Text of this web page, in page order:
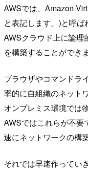
AWSでは、Amazon
と表記します。)と呼ば
AWSクラウド上に論理
を構築することができま
ブラウザやコマンドラ
率的に自組織のネット
オンプレミス環境では
AWSではこれらが不要
速にネットワークの構
それでは早速作ってい